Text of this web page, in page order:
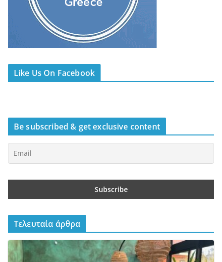
Like Us On Facebook
Be subscribed & get exclusive content
Τελευταία άρθρα